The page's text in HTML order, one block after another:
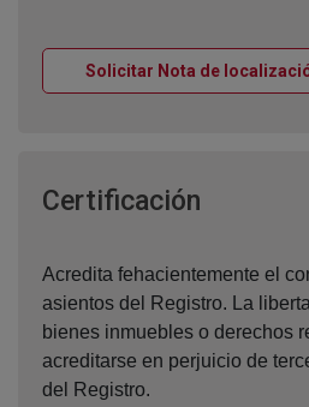
Solicitar Nota de
Certificación
Acredita fehacientemente el
asientos del Registro. La
bienes inmuebles o derechos
acreditarse en perjuicio de
del Registro.